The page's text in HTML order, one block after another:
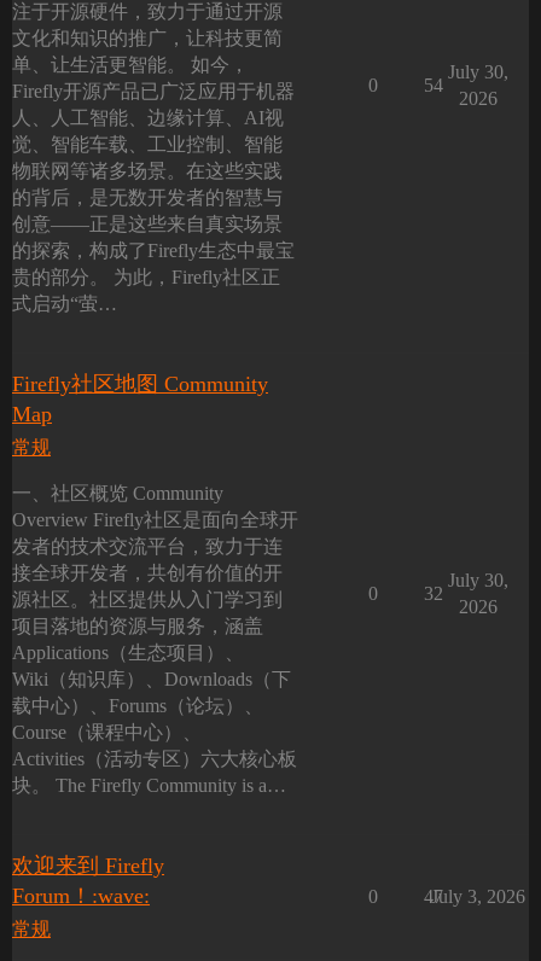
注于开源硬件，致力于通过开源
文化和知识的推广，让科技更简
单、让生活更智能。 如今，
Firefly开源产品已广泛应用于机器
人、人工智能、边缘计算、AI视
觉、智能车载、工业控制、智能
物联网等诸多场景。在这些实践
的背后，是无数开发者的智慧与
创意——正是这些来自真实场景
的探索，构成了Firefly生态中最宝
贵的部分。 为此，Firefly社区正
式启动“萤…
0 54
July 30,
2026
Firefly社区地图 Community
Map
常规
一、社区概览 Community
Overview Firefly社区是面向全球开
发者的技术交流平台，致力于连
接全球开发者，共创有价值的开
源社区。社区提供从入门学习到
项目落地的资源与服务，涵盖
Applications（生态项目）、
Wiki（知识库）、Downloads（下
载中心）、Forums（论坛）、
Course（课程中心）、
Activities（活动专区）六大核心板
块。 The Firefly Community is a…
0 32
July 30,
2026
欢迎来到 Firefly
Forum！:wave:
常规
0 47
July 3, 2026